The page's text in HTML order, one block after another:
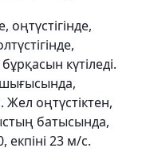
оңтүстігінде,
күтіледі.
шығысында,
Жел оңтүстіктен,
батысында,
екпіні 23 м/с.